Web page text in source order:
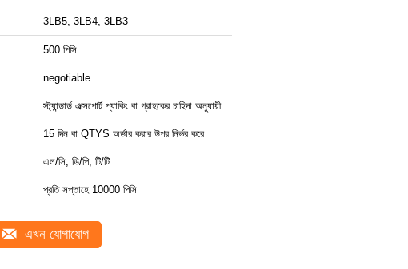
3LB5, 3LB4, 3LB3
500 পিসি
negotiable
স্ট্যান্ডার্ড এক্সপোর্ট প্যাকিং বা গ্রাহকের চাহিদা অনুযায়ী
15 দিন বা QTYS অর্ডার করার উপর নির্ভর করে
এল/সি, ডি/পি, টি/টি
প্রতি সপ্তাহে 10000 পিসি
এখন যোগাযোগ